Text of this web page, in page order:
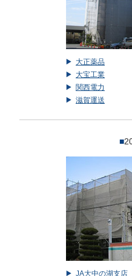
大正薬品
大宝工業
関西電力
滋賀運送
■
JA大中の湖支店